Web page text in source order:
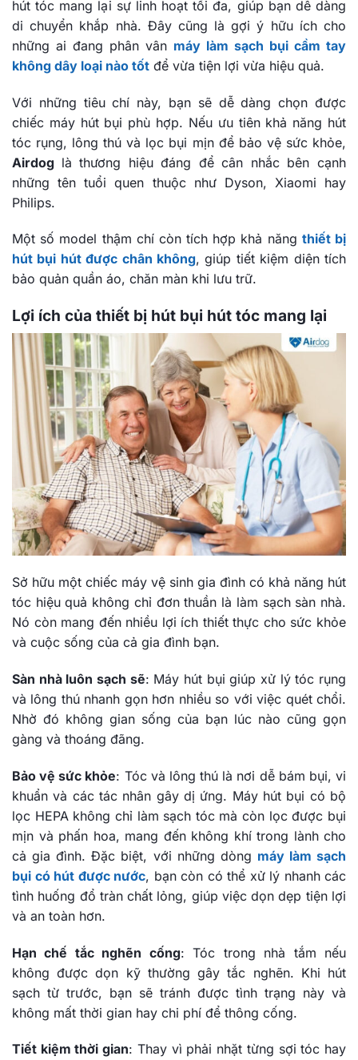
hút tóc mang lại sự linh hoạt tối đa, giúp bạn dễ dàng
di chuyển khắp nhà. Đây cũng là gợi ý hữu ích cho
những ai đang phân vân máy làm sạch bụi cầm tay
không dây loại nào tốt để vừa tiện lợi vừa hiệu quả.
Với những tiêu chí này, bạn sẽ dễ dàng chọn được
chiếc máy hút bụi phù hợp. Nếu ưu tiên khả năng hút
tóc rụng, lông thú và lọc bụi mịn để bảo vệ sức khỏe,
Airdog là thương hiệu đáng để cân nhắc bên cạnh
những tên tuổi quen thuộc như Dyson, Xiaomi hay
Philips.
Một số model thậm chí còn tích hợp khả năng thiết bị
hút bụi hút được chân không, giúp tiết kiệm diện tích
bảo quản quần áo, chăn màn khi lưu trữ.
Lợi ích của thiết bị hút bụi hút tóc mang lại
Sở hữu một chiếc máy vệ sinh gia đình có khả năng hút
tóc hiệu quả không chỉ đơn thuần là làm sạch sàn nhà.
Nó còn mang đến nhiều lợi ích thiết thực cho sức khỏe
và cuộc sống của cả gia đình bạn.
Sàn nhà luôn sạch sẽ: Máy hút bụi giúp xử lý tóc rụng
và lông thú nhanh gọn hơn nhiều so với việc quét chổi.
Nhờ đó không gian sống của bạn lúc nào cũng gọn
gàng và thoáng đãng.
Bảo vệ sức khỏe: Tóc và lông thú là nơi dễ bám bụi, vi
khuẩn và các tác nhân gây dị ứng. Máy hút bụi có bộ
lọc HEPA không chỉ làm sạch tóc mà còn lọc được bụi
mịn và phấn hoa, mang đến không khí trong lành cho
cả gia đình. Đặc biệt, với những dòng máy làm sạch
bụi có hút được nước, bạn còn có thể xử lý nhanh các
tình huống đổ tràn chất lỏng, giúp việc dọn dẹp tiện lợi
và an toàn hơn.
Hạn chế tắc nghẽn cống: Tóc trong nhà tắm nếu
không được dọn kỹ thường gây tắc nghẽn. Khi hút
sạch từ trước, bạn sẽ tránh được tình trạng này và
không mất thời gian hay chi phí để thông cống.
Tiết kiệm thời gian: Thay vì phải nhặt từng sợi tóc hay